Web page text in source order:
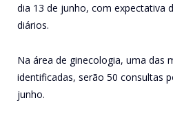
dia 13 de junho, com expectativa
diários.
Na área de ginecologia, uma das
identificadas, serão 50 consultas
junho.